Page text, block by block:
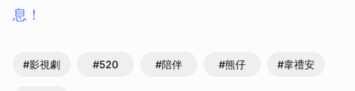
息！
#影視劇 #520 #陪伴 #熊仔 #韋禮安